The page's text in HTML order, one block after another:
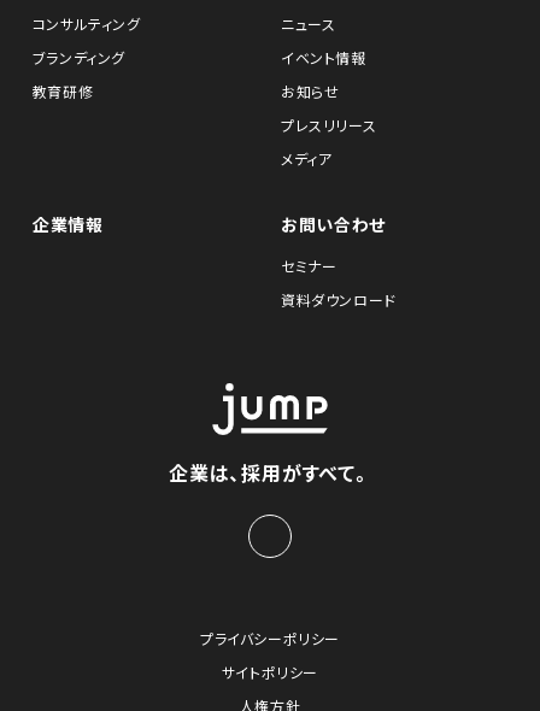
コンサルティング
ブランディング
教育研修
ニュース
イベント情報
お知らせ
プレスリリース
メディア
企業情報 お問い合わせ
セミナー
資料ダウンロード
企業は、採用がすべて。
プライバシーポリシー
サイトポリシー
人権方針